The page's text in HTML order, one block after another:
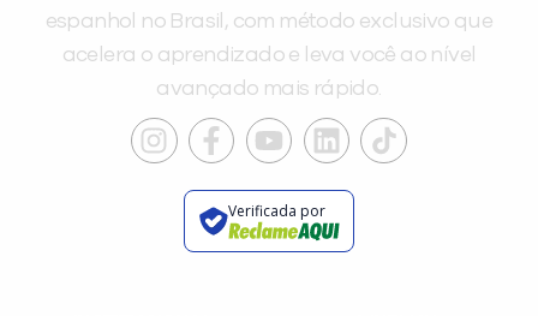
espanhol no Brasil, com método exclusivo que
acelera o aprendizado e leva você ao nível
avançado mais rápido.
Verificada por